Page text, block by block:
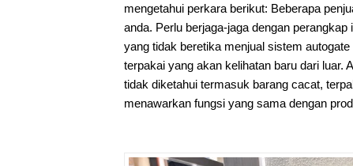
mengetahui perkara berikut: Beberapa
anda. Perlu berjaga-jaga dengan
yang tidak beretika menjual sistem
terpakai yang akan kelihatan baru dari luar.
tidak diketahui termasuk barang cacat,
menawarkan fungsi yang sama dengan